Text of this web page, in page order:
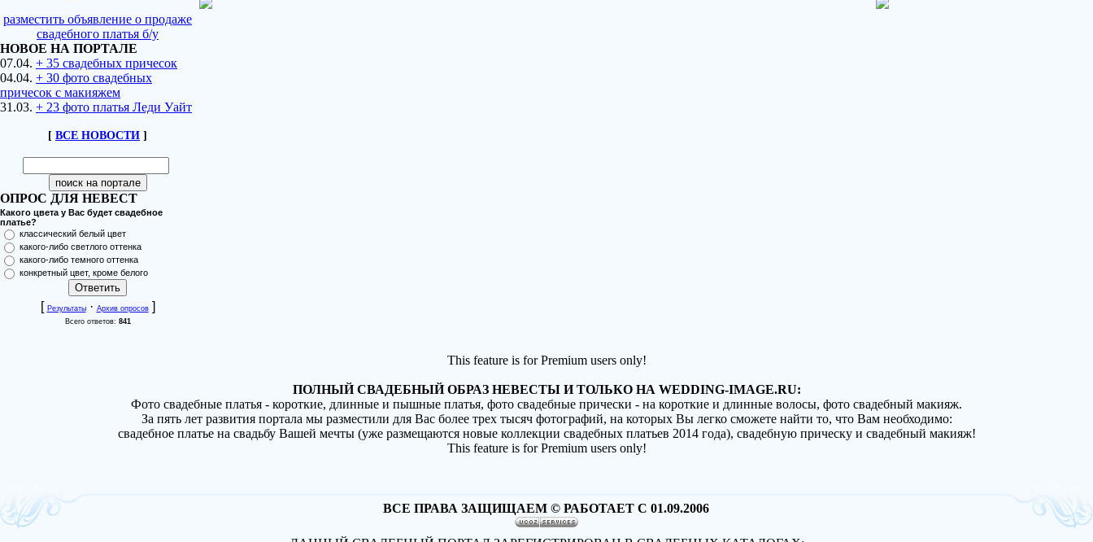
разместить объявление о продаже
свадебного платья б/у
НОВОЕ НА ПОРТАЛЕ
07.04. + 35 свадебных причесок
04.04. + 30 фото свадебных
причесок с макияжем
31.03. + 23 фото платья Леди Уайт
[ ВСЕ НОВОСТИ ]
ОПРОС ДЛЯ НЕВЕСТ
Какого цвета у Вас будет свадебное
платье?
классический белый цвет
какого-либо светлого оттенка
какого-либо темного оттенка
конкретный цвет, кроме белого
[ Результаты· Архив опросов]
Всего ответов: 841
This feature is for Premium users only!
ПОЛНЫЙ СВАДЕБНЫЙ ОБРАЗ НЕВЕСТЫ И ТОЛЬКО НА WEDDING-IMAGE.RU:
Фото свадебные платья - короткие, длинные и пышные платья, фото свадебные прически - на короткие и длинные волосы, фото свадебный макияж.
За пять лет развития портала мы разместили для Вас более трех тысяч фотографий, на которых Вы легко сможете найти то, что Вам необходимо:
свадебное платье на свадьбу Вашей мечты (уже размещаются новые коллекции свадебных платьев 2014 года), свадебную прическу и свадебный макияж!
This feature is for Premium users only!
ВСЕ ПРАВА ЗАЩИЩАЕМ © РАБОТАЕТ С 01.09.2006